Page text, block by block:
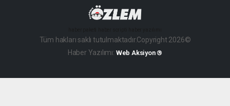
Tüm hakları saklı tutulmaktadır.Copyright 2026©
Haber Yazılımı: Web Aksiyon ®